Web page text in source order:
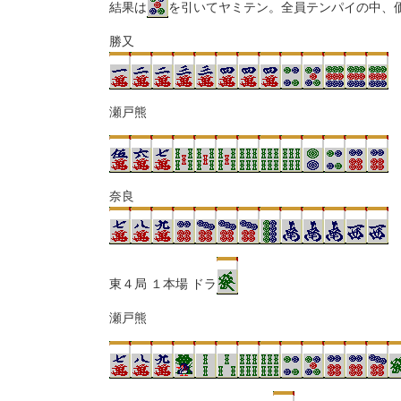
結果は を引いてヤミテン。全員テンパイの中、
勝又
瀬戸熊
奈良
東４局 １本場 ドラ
瀬戸熊